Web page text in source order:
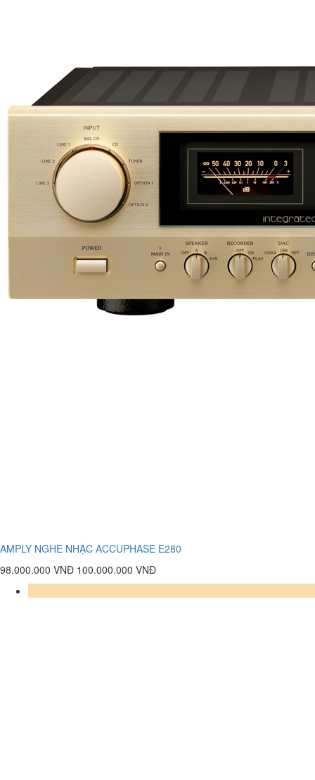
AMPLY NGHE NHẠC ACCUPHASE E280
98.000.000 VNĐ 100.000.000 VNĐ